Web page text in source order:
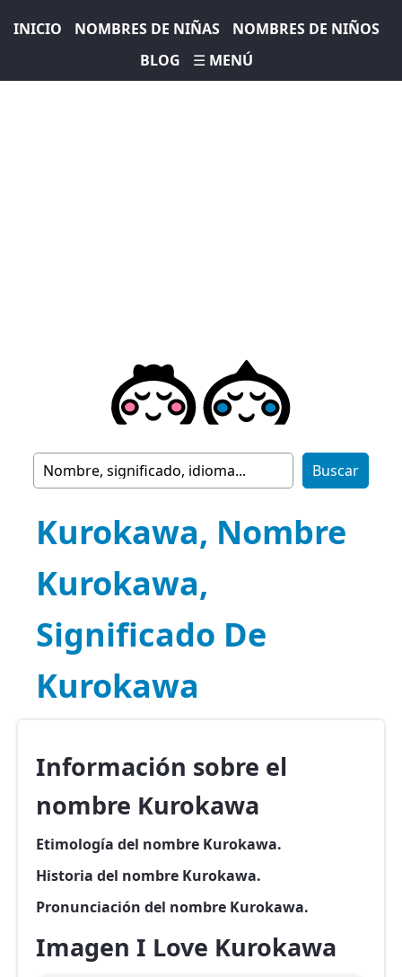
INICIO NOMBRES DE NIÑAS
NOMBRES DE NIÑOS
BLOG
☰ MENÚ
Kurokawa, Nombre
Kurokawa,
Significado De
Kurokawa
Información sobre el
nombre Kurokawa
Etimología del nombre Kurokawa.
Historia del nombre Kurokawa.
Pronunciación del nombre Kurokawa.
Imagen I Love Kurokawa